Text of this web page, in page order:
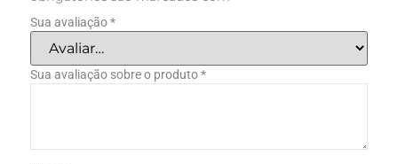
Sua avaliação*
Sua avaliação sobre o produto*